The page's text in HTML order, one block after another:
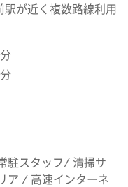
駅が近く複数路線利用
駐スタッフ/ 清掃サ
ア / 高速インターネ